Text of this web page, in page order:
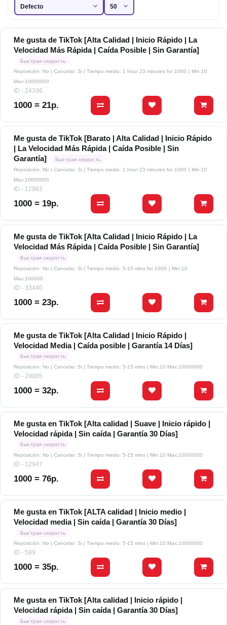
Me gusta de TikTok [Alta Calidad | Inicio Rápido | La
Velocidad Más Rápida | Caída Posible | Sin Garantía]
Быстрая скорость
Reposición: No | Cancelar: Si | Tiempo medio: 1 hour 23 minutes for 1000 | Min:10
Max:10000000
ID - 24336
1000 = 21р.
Me gusta de TikTok [Barato | Alta Calidad | Inicio Rápido
| La Velocidad Más Rápida | Caída Posible | Sin
Garantía]
Быстрая скорость
Reposición: No | Cancelar: Si | Tiempo medio: 1 hour 23 minutes for 1000 | Min:10
Max:10000000
ID - 12963
1000 = 19р.
Me gusta de TikTok [Alta Calidad | Inicio Rápido | La
Velocidad Más Rápida | Caída Posible | Sin Garantía]
Быстрая скорость
Reposición: No | Cancelar: Si | Tiempo medio: 5-15 mins for 1000 | Min:10
Max:100000
ID - 33440
1000 = 23р.
Me gusta de TikTok [Alta Calidad | Inicio Rápido |
Velocidad Media | Caída posible | Garantía 14 Días]
Быстрая скорость
Reposición: No | Cancelar: Si | Tiempo medio: 5-15 mins | Min:10 Max:10000000
ID - 29005
1000 = 32р.
Me gusta en TikTok [Alta calidad | Suave | Inicio rápido |
Velocidad rápida | Sin caída | Garantía 30 Días]
Быстрая скорость
Reposición: No | Cancelar: Si | Tiempo medio: 5-15 mins | Min:10 Max:10000000
ID - 12947
1000 = 76р.
Me gusta en TikTok [ALTA calidad | Inicio medio |
Velocidad media | Sin caída | Garantía 30 Días]
Быстрая скорость
Reposición: No | Cancelar: Si | Tiempo medio: 5-15 mins | Min:10 Max:10000000
ID - 599
1000 = 35р.
Me gusta en TikTok [Alta calidad | Inicio rápido |
Velocidad rápida | Sin caída | Garantía 30 Días]
Быстрая скорость